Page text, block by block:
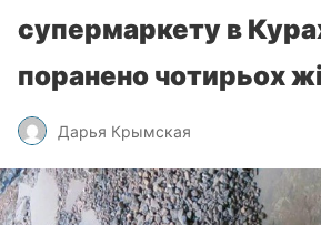
супермаркету в
поранено чотирьох
Дарья Крымская